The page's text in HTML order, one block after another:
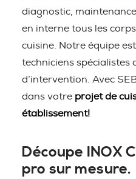
diagnostic,
en interne tous les
cuisine. Notre équipe
techniciens spécialistes
d’intervention. Avec
dans votre projet de
établissement!
Découpe INOX
pro sur mesure.